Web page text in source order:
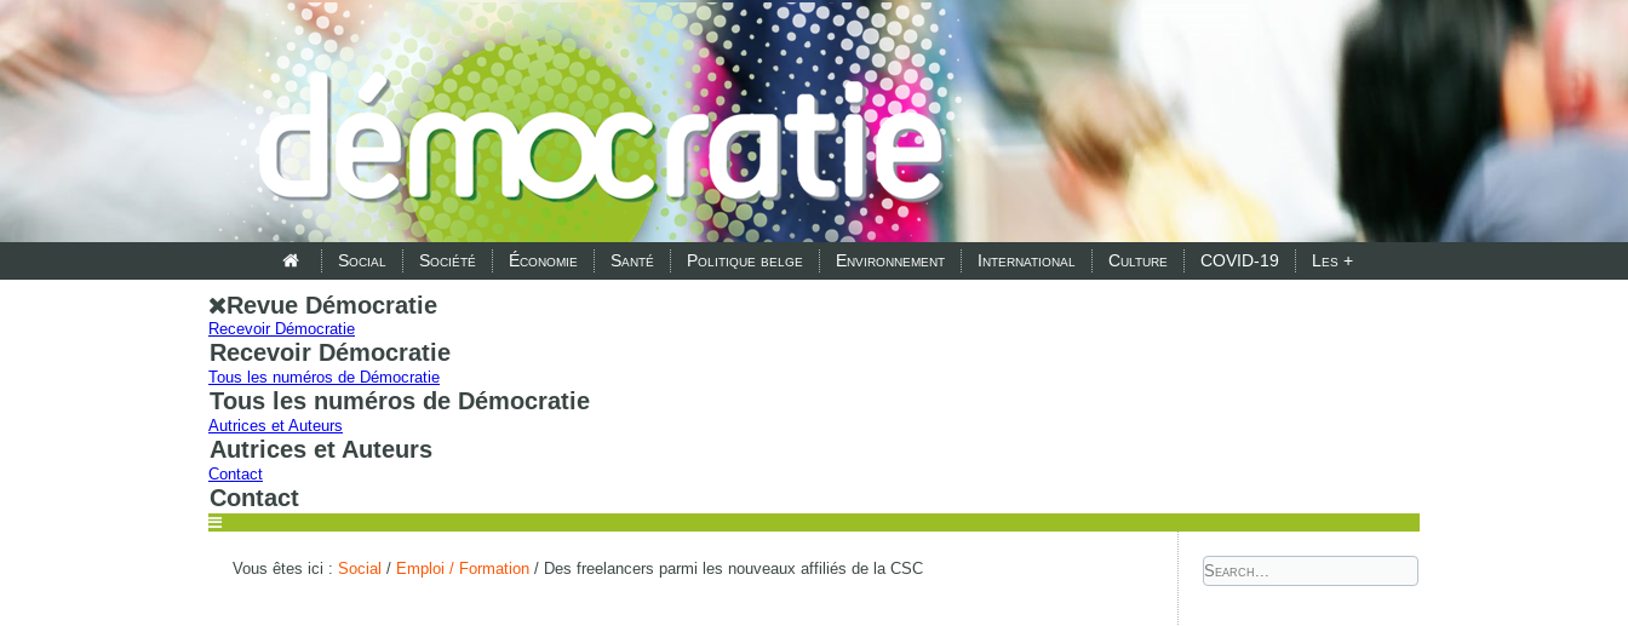
Social Société Économie Santé Politique belge Environnement International Culture COVID-19 Les +
Revue Démocratie
Recevoir Démocratie
Recevoir Démocratie
Tous les numéros de Démocratie
Tous les numéros de Démocratie
Autrices et Auteurs
Autrices et Auteurs
Contact
Contact
Vous êtes ici : Social / Emploi / Formation / Des freelancers parmi les nouveaux affiliés de la CSC